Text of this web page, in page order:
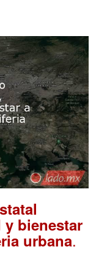
y bienestar
urbana.